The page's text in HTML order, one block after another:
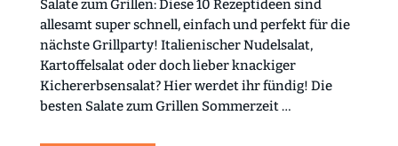
Salate zum Grillen: Diese 10 Rezeptideen sind
allesamt super schnell, einfach und perfekt für die
nächste Grillparty! Italienischer Nudelsalat,
Kartoffelsalat oder doch lieber knackiger
Kichererbsensalat? Hier werdet ihr fündig! Die
besten Salate zum Grillen Sommerzeit …